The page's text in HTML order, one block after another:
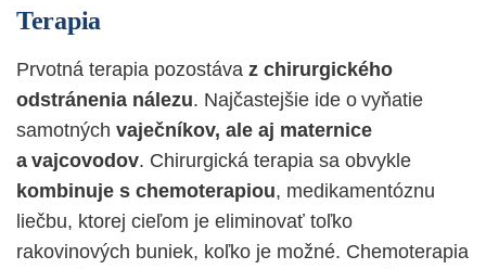
Terapia
Prvotná terapia pozostáva z chirurgického
odstránenia nálezu. Najčastejšie ide o vyňatie
samotných vaječníkov, ale aj maternice
a vajcovodov. Chirurgická terapia sa obvykle
kombinuje s chemoterapiou, medikamentóznu
liečbu, ktorej cieľom je eliminovať toľko
rakovinových buniek, koľko je možné. Chemoterapia